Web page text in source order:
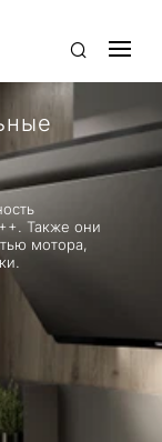
Также они
мотора,